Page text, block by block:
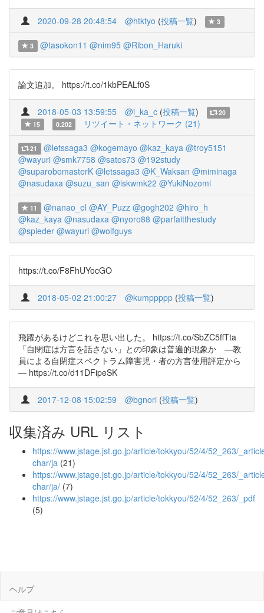
2020-09-28 20:48:54 @htktyo (投稿一覧) 3
3 @tasokon11 @nim95 @Ribon_Haruki
論文追加。 https://t.co/1kbPEALf0S
2018-05-03 13:59:55 @i_ka_c (投稿一覧)
20
15
0.202 リツイート・ネットワーク (21)
21 @letssaga3 @kogemayo @kaz_kaya @troy5151
@wayuri @smk7758 @satos73 @192study
@suparobomasterK @letssaga3 @K_Waksan @miminaga
@nasudaxa @suzu_san @iskwmk22 @YukiNozomi
11 @nanao_el @AY_Puzz @gogh202 @hiro_h
@kaz_kaya @nasudaxa @nyoro88 @parfaitthestudy
@spieder @wayuri @wolfguys
https://t.co/F8FhUYocGO
2018-05-02 21:00:27 @kumppppp (投稿一覧)
飛躍があるけどこれを思い出した。 https://t.co/SbZC5ffTta
「自閉症は方言を話さない」との印象は普遍的現象か ―教
員による自閉症スペクトラム障害児・者の方言使用評定から
― https://t.co/d11DFipeSK
2017-12-08 15:02:59 @bgnori (投稿一覧)
収集済み URL リスト
https://www.jstage.jst.go.jp/article/tokkyou/52/4/52_263/
char/ja (21)
https://www.jstage.jst.go.jp/article/tokkyou/52/4/52_263/
char/ja/ (7)
https://www.jstage.jst.go.jp/article/tokkyou/52/4/52_263/_pdf
(5)
ヘルプ